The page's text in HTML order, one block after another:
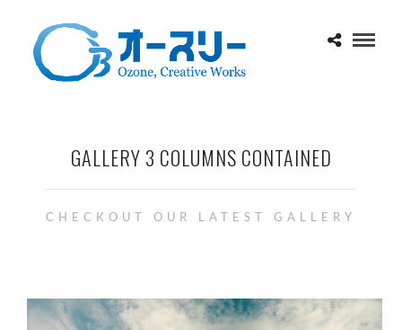
GALLERY 3 COLUMNS CONTAINED
CHECKOUT OUR LATEST GALLERY